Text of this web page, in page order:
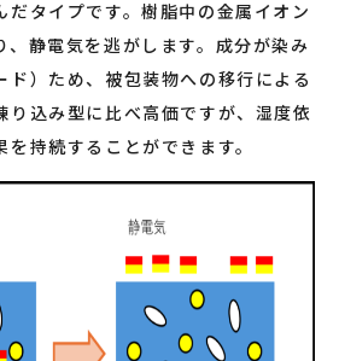
だタイプです。樹脂中の金属イオン
、静電気を逃がします。成分が染み
ド）ため、被包装物への移行による
り込み型に比べ高価ですが、湿度依
持続することができます。